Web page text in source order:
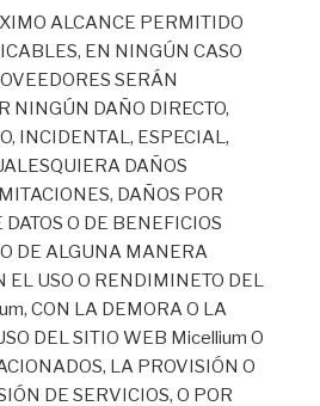
ALCANCE PERMITIDO
EN NINGÚN CASO
SERÁN
NINGÚN DAÑO DIRECTO,
INCIDENTAL, ESPECIAL,
DAÑOS
DAÑOS POR
O DE BENEFICIOS
DE ALGUNA MANERA
EL USO O RENDIMINETO DEL
CON LA DEMORA O LA
DEL SITIO WEB Micellium O
LA PROVISIÓN O
DE SERVICIOS, O POR